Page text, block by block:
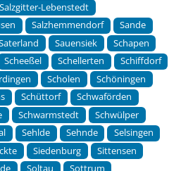
Salzgitter-Lebenstedt
Salzhemmendorf
Sande
Sauensiek
Schapen
Scheeßel Schellerten
Schiffdorf
Scholen
Schöningen
Schüttorf
Schwaförden
Schwarmstedt
Schwülper
Sehlde Sehnde
Selsingen
Siedenburg
Sittensen